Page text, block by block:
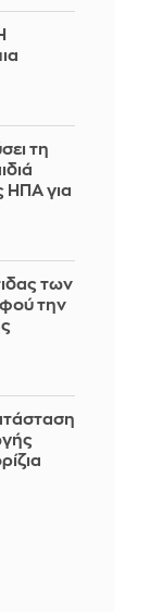
τη
ΗΠΑ για
των
την